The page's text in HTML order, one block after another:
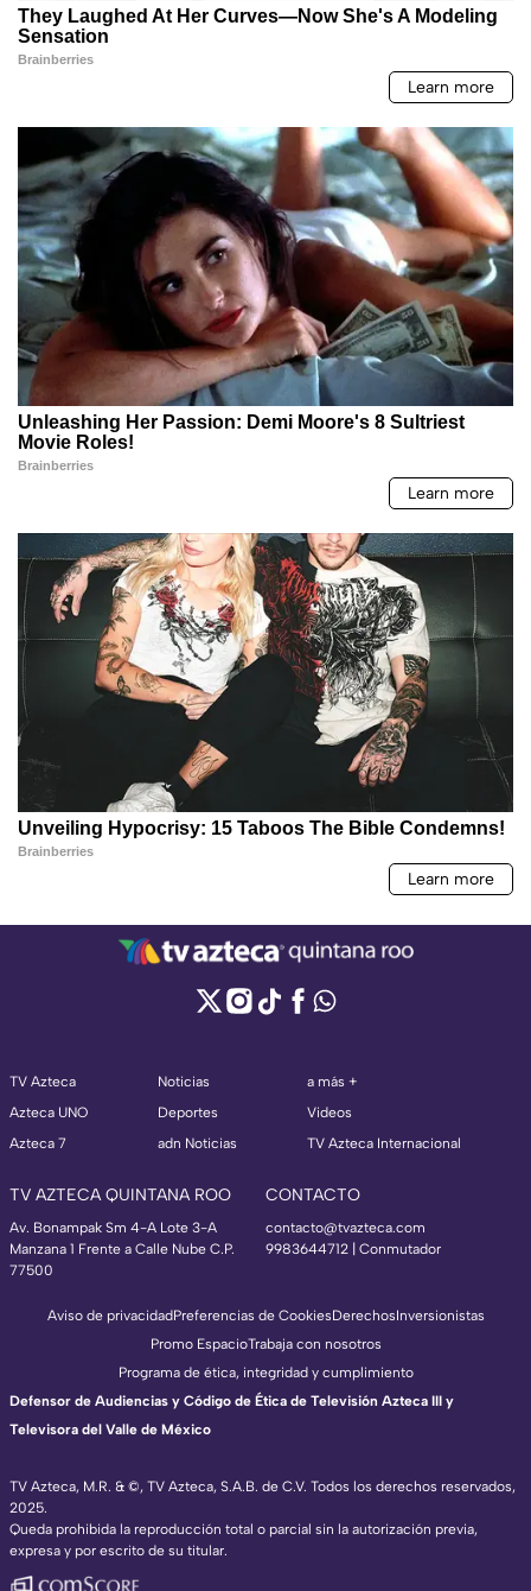
TV Azteca
Azteca UNO
Azteca 7
Noticias
Deportes
adn Noticias
a más +
Videos
TV Azteca Internacional
TV AZTECA QUINTANA ROO
Av. Bonampak Sm 4-A Lote 3-A
Manzana 1 Frente a Calle Nube C.P.
77500
CONTACTO
contacto@tvazteca.com
9983644712 | Conmutador
TV Azteca, M.R. & ©, TV Azteca, S.A.B. de C.V. Todos los derechos reservados,
2025.
Queda prohibida la reproducción total o parcial sin la autorización previa,
expresa y por escrito de su titular.
Aviso de privacidadPreferencias de CookiesDerechosInversionistas
Promo EspacioTrabaja con nosotros
Programa de ética, integridad y cumplimiento
Defensor de Audiencias y Código de Ética de Televisión Azteca III y
Televisora del Valle de México